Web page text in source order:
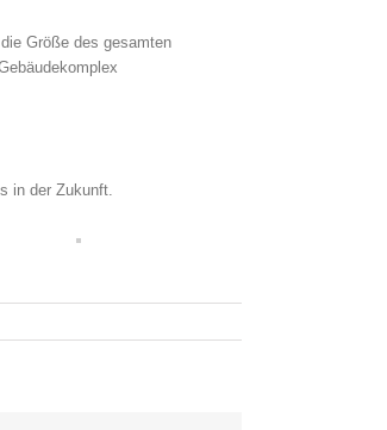
Größe des gesamten
in der Zukunft.